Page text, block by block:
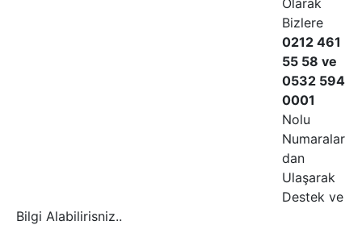
Bizlere
0212 461
55 58 ve
0532 594
0001
Nolu
Numaralar
dan
Ulaşarak
Destek ve
Bilgi Alabilirisniz..